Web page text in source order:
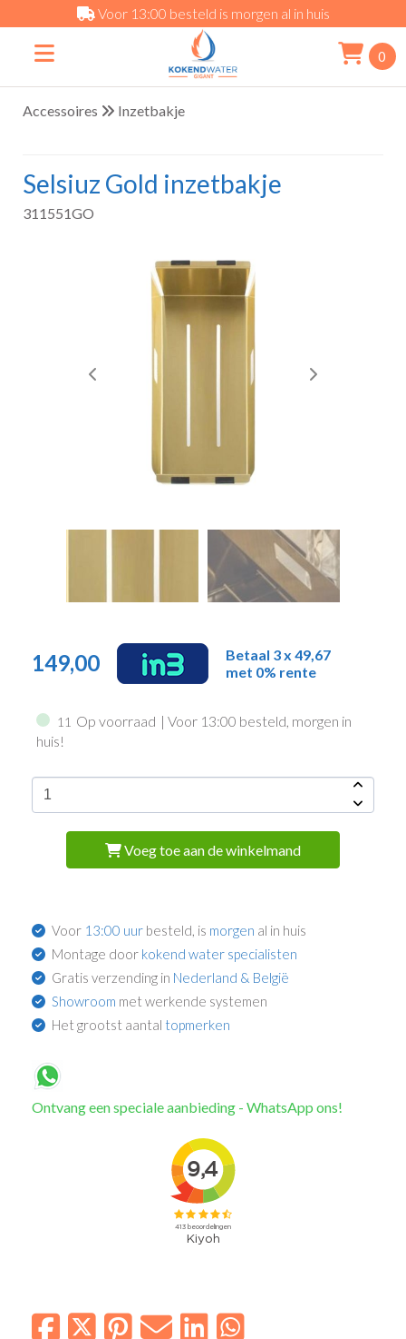
Voor 13:00 besteld is morgen al in huis
0
Accessoires Inzetbakje
Selsiuz Gold inzetbakje
311551GO
149,00
Betaal 3 x 49,67
met 0% rente
11 Op voorraad | Voor 13:00 besteld, morgen in
huis!
Voeg toe aan de winkelmand
Voor 13:00 uur besteld, is morgen al in huis
Montage door kokend water specialisten
Gratis verzending in Nederland & België
Showroom met werkende systemen
Het grootst aantal topmerken
Ontvang een speciale aanbieding - WhatsApp ons!